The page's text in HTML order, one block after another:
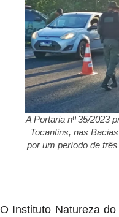
A Portaria nº 35/2023
Tocantins, nas
por um período de
O Instituto Natureza